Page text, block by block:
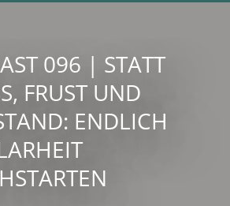
096 | STATT
FRUST UND
ENDLICH